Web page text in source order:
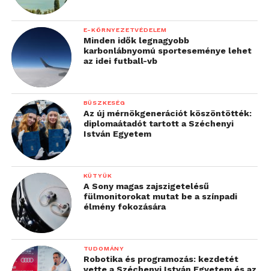
E-KÖRNYEZETVÉDELEM
Minden idők legnagyobb
karbonlábnyomú sporteseménye lehet
az idei futball-vb
BÜSZKESÉG
Az új mérnökgenerációt köszöntötték:
diplomaátadót tartott a Széchenyi
István Egyetem
KÜTYÜK
A Sony magas zajszigetelésű
fülmonitorokat mutat be a színpadi
élmény fokozására
TUDOMÁNY
Robotika és programozás: kezdetét